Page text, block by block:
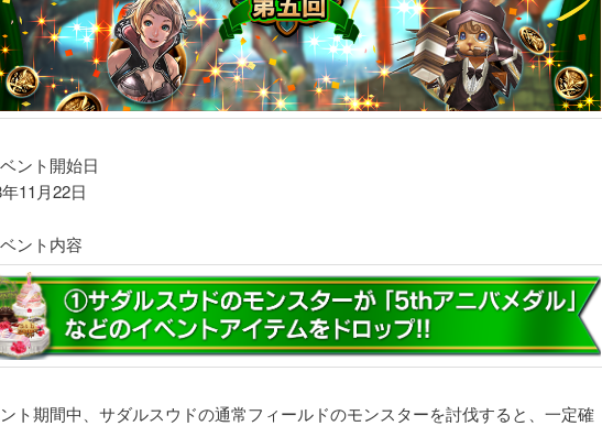
ント開始日
11月22日
ント内容
ト期間中、サダルスウドの通常フィールドのモンスターを討伐すると、一定確